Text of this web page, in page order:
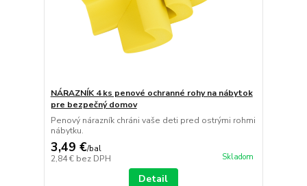
NÁRAZNÍK 4 ks penové ochranné rohy na nábytok
pre bezpečný domov
Penový nárazník chráni vaše deti pred ostrými rohmi
nábytku.
3,49 €/bal
2,84 € bez DPH Skladom
Detail